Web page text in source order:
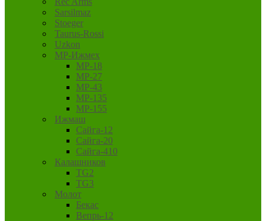
Sarsilmaz
Stoeger
Taurus-Rossi
Uzkon
MP-Ижмех
MP-18
MP-27
MP-43
MP-135
MP-155
Ижмаш
Сайга-12
Сайга-20
Сайга-410
Калашников
TG2
TG3
Молот
Бекас
Вепрь-12